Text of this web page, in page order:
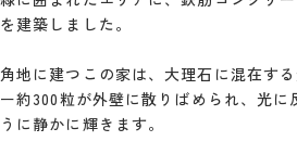
を建築しました。
角地に建つこの家は、大理石に混在す
ー約300粒が外壁に散りばめられ、光に
うに静かに輝きます。